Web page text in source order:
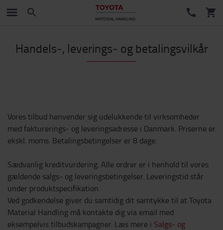
Handels‑, leverings‑ og betalingsvilkår
Vores tilbud henvender sig udelukkende til virksomheder
med fakturerings- og leveringsadresse i Danmark. Priserne er
ekskl. moms. Betalingsbetingelser er 8 dage.
Sædvanlig kreditvurdering. Alle ordrer er i henhold til vores
gældende salgs- og leveringsbetingelser. Leveringstid står
under produktspecifikation.
Ved godkendelse giver du samtidig dit samtykke til at Toyota
Material Handling må kontakte dig via email med
eksempelvis tilbudskampagner. Læs mere i Salgs- og